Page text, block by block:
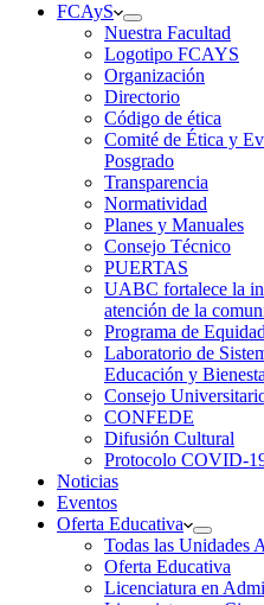
FCAyS
Nuestra Facultad
Logotipo FCAYS
Organización
Directorio
Código de ética
Comité de Ética y
Posgrado
Transparencia
Normatividad
Planes y Manuales
Consejo Técnico
PUERTAS
UABC fortalece la
atención de la
Programa de
Laboratorio de
Educación y
Consejo
CONFEDE
Difusión Cultural
Protocolo COVID-
Noticias
Eventos
Oferta Educativa
Todas las Unidades
Oferta Educativa
Licenciatura en